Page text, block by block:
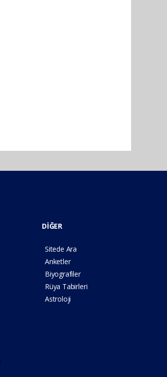
DİĞER
Sitede Ara
Anketler
Biyografiler
Rüya Tabirleri
Astroloji